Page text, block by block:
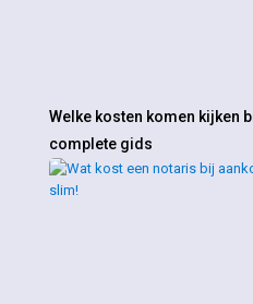
Welke kosten komen kijken
complete gids